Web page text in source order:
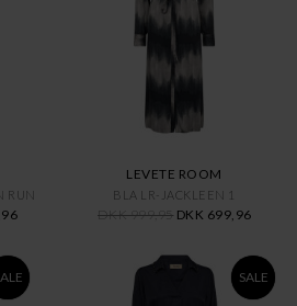
RUN
LEVETE ROOM
BLA LR-JACKLEEN 1
DKK 999,95 DKK 699,96
SALE